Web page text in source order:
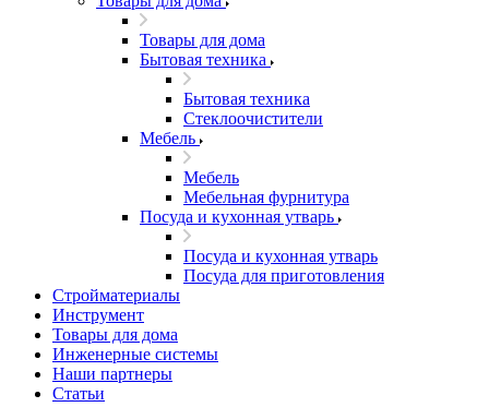
Товары для дома
Бытовая техника
Бытовая техника
Стеклоочистители
Мебель
Мебель
Мебельная фурнитура
Посуда и кухонная утварь
Посуда и кухонная утварь
Посуда для приготовления
Стройматериалы
Инструмент
Товары для дома
Инженерные системы
Наши партнеры
Статьи